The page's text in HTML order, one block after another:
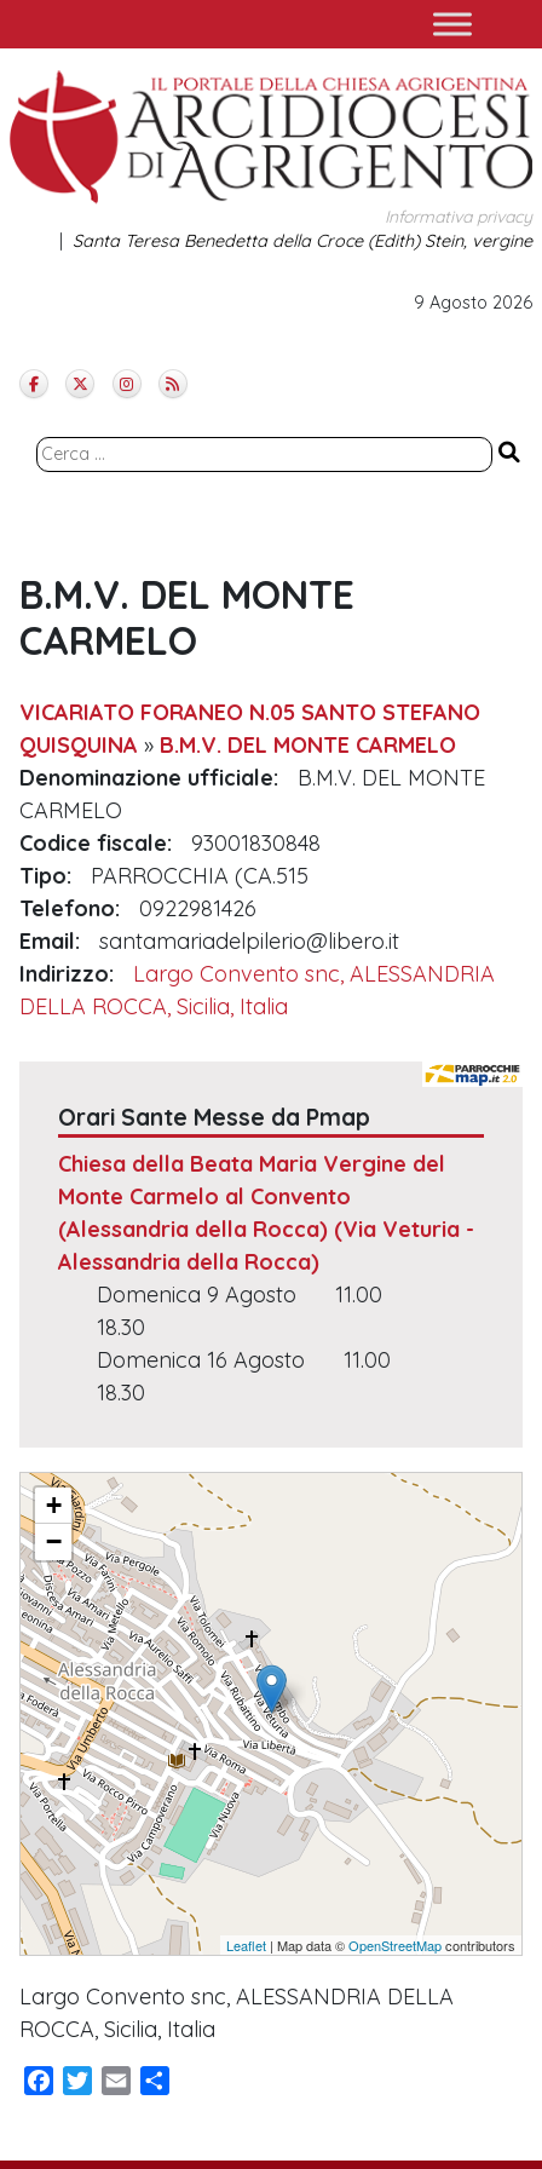
to
content
Informativa privacy
Santa Teresa Benedetta della Croce (Edith) Stein, vergine
9 Agosto 2026
Ricerca
B.M.V. DEL MONTE
CARMELO
VICARIATO FORANEO N.05 SANTO STEFANO
QUISQUINA » B.M.V. DEL MONTE CARMELO
Denominazione ufficiale:
B.M.V. DEL MONTE
CARMELO
Codice fiscale:
93001830848
Tipo:
PARROCCHIA (CA.515
Telefono:
0922981426
Email:
santamariadelpilerio@libero.it
Indirizzo:
Largo Convento snc, ALESSANDRIA
DELLA ROCCA, Sicilia, Italia
Orari Sante Messe da Pmap
Chiesa della Beata Maria Vergine del
Monte Carmelo al Convento
(Alessandria della Rocca) (Via Veturia -
Alessandria della Rocca)
Domenica 9 Agosto
11.00
18.30
Domenica 16 Agosto
11.00
18.30
B.M.V. DEL MONTE CARMELO
+
−
Leaflet | Map data ©OpenStreetMapcontributors
Largo Convento snc, ALESSANDRIA DELLA
ROCCA, Sicilia, Italia
Facebook
TwitterEmail